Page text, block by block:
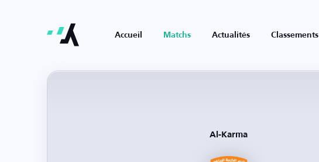
Accueil Matchs Actualités Classements
Al-Karma